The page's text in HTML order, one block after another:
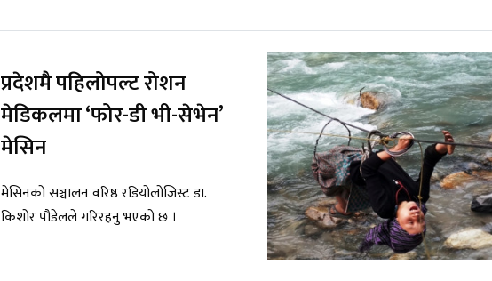
प्रदेशमै पहिलोपल्ट रोशन
मेडिकलमा ‘फोर-डी भी-सेभेन’
मेसिन
मेसिनको सञ्चालन वरिष्ठ रडियोलोजिस्ट डा.
किशोर पौडेलले गरिरहनु भएको छ ।